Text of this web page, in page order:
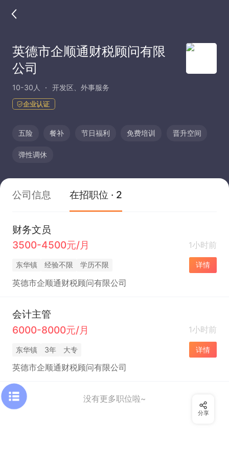
英德市企顺通财税顾问有限
公司
10-30人 开发区、外事服务
企业认证
五险 餐补 节日福利 免费培训 晋升空间
弹性调休
公司信息 在招职位 · 2
财务文员
3500-4500元/月
1小时前
东华镇 经验不限 学历不限 详情
英德市企顺通财税顾问有限公司
会计主管
6000-8000元/月
1小时前
东华镇 3年 大专 详情
英德市企顺通财税顾问有限公司
没有更多职位啦~
分享